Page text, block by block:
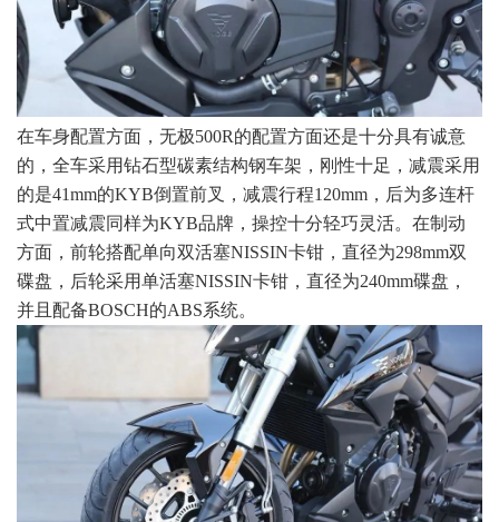
在车身配置方面，无极500R的配置方面还是十分具有诚意
的，全车采用钻石型碳素结构钢车架，刚性十足，减震采用
的是41mm的KYB倒置前叉，减震行程120mm，后为多连杆
式中置减震同样为KYB品牌，操控十分轻巧灵活。在制动
方面，前轮搭配单向双活塞NISSIN卡钳，直径为298mm双
碟盘，后轮采用单活塞NISSIN卡钳，直径为240mm碟盘，
并且配备BOSCH的ABS系统。